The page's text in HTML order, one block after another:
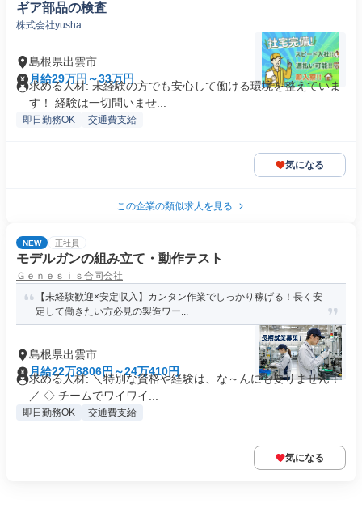
ギア部品の検査
株式会社yusha
島根県出雲市
月給29万円～33万円
求める人材: 未経験の方でも安心して働ける環境を整えていま
す！ 経験は一切問いませ...
即日勤務OK 交通費支給
気になる
この企業の類似求人を見る
NEW 正社員
モデルガンの組み立て・動作テスト
Ｇｅｎｅｓｉｓ合同会社
【未経験歓迎×安定収入】カンタン作業でしっかり稼げる！長く安
定して働きたい方必見の製造ワー...
島根県出雲市
月給22万8806円～24万410円
求める人材: ＼特別な資格や経験は、な～んにも要りません！
／ ◇ チームでワイワイ...
即日勤務OK 交通費支給
気になる